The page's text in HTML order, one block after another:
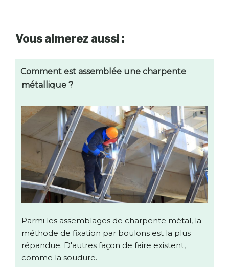
Vous aimerez aussi :
Comment est assemblée une charpente
métallique ?
Parmi les assemblages de charpente métal, la
méthode de fixation par boulons est la plus
répandue. D'autres façon de faire existent,
comme la soudure.